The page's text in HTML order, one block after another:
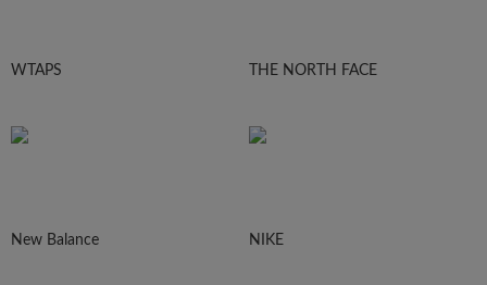
WTAPS THE NORTH FACE
New Balance NIKE